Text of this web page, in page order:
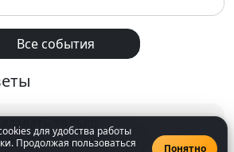
Все события
только
пользователи
для удобства работы
Продолжая пользоваться
Понятно